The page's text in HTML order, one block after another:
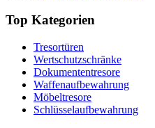
Top Kategorien
Tresortüren
Wertschutzschränke
Dokumententresore
Waffenaufbewahrung
Möbeltresore
Schlüsselaufbewahrung